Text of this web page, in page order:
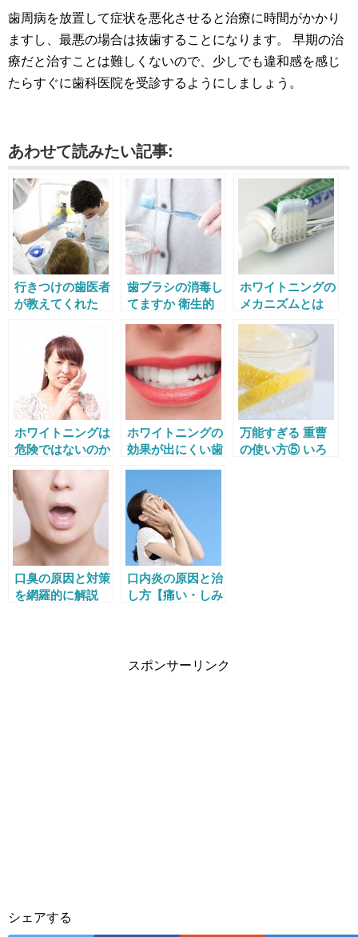
歯周病を放置して症状を悪化させると治療に時間がかかり
ますし、最悪の場合は抜歯することになります。 早期の治
療だと治すことは難しくないので、少しでも違和感を感じ
たらすぐに歯科医院を受診するようにしましょう。
あわせて読みたい記事:
行きつけの歯医者
が教えてくれた
選び方10選
歯ブラシの消毒し
てますか 衛生的
と保管方法
ホワイトニングの
メカニズムとは
のか？
ホワイトニングは
危険ではないのか
トは？
ホワイトニングの
効果が出にくい歯
る？
万能すぎる 重曹
の使い方⑤ いろ
口臭の原因と対策
を網羅的に解説
口内炎の原因と治
し方【痛い・しみ
スポンサーリンク
シェアする